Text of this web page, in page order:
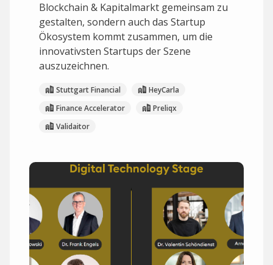
Blockchain & Kapitalmarkt gemeinsam zu
gestalten, sondern auch das Startup
Ökosystem kommt zusammen, um die
innovativsten Startups der Szene
auszuzeichnen.
Stuttgart Financial
HeyCarla
Finance Accelerator
Preliqx
Validaitor